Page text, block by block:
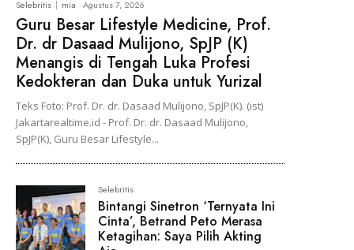
Selebritis mia -Agustus 7, 2026
Guru Besar Lifestyle Medicine, Prof.
Dr. dr Dasaad Mulijono, SpJP (K)
Menangis di Tengah Luka Profesi
Kedokteran dan Duka untuk Yurizal
Teks Foto: Prof. Dr. dr. Dasaad Mulijono, SpJP(K). (ist)
Jakartarealtime.id - Prof. Dr. dr. Dasaad Mulijono,
SpJP(K), Guru Besar Lifestyle...
Selebritis
Bintangi Sinetron ‘Ternyata Ini
Cinta’, Betrand Peto Merasa
Ketagihan: Saya Pilih Akting